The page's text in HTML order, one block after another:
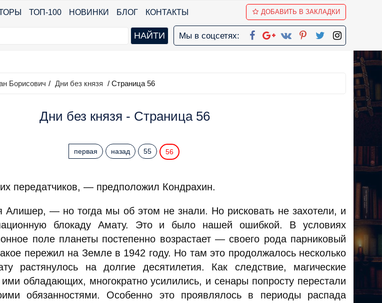
ТОП-100 НОВИНКИ БЛОГ КОНТАКТЫ ДОБАВИТЬ В ЗАКЛАДКИ
Мы в соцсетях:
Борисович / Дни без князя / Страница 56
Дни без князя - Страница 56
первая назад 55 56
передатчиков, — предположил Кондрахин.
— но тогда мы об этом не знали. Но рисковать не захотели, и
блокаду Амату. Это и было нашей ошибкой. В условиях
поле планеты постепенно возрастает — своего рода парниковый
пережил на Земле в 1942 году. Но там это продолжалось несколько
растянулось на долгие десятилетия. Как следствие, магические
обладающих, многократно усилились, и сенары попросту перестали
обязанностями. Особенно это проявлялось в периоды распада